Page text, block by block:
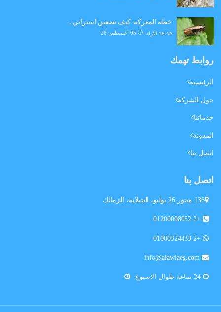
خطة المعركة: كيف تضعين استراتي…
05 أغسطس 26 الآراء
روابط تهمك
الرئيسية
حول الشركة
خدماتنا
المدونة
اتصل بنا
اتصل بنا
136 محور 26 يوليو، الجبلاية، الزمالك
+2 01200008052
+2 01000324433